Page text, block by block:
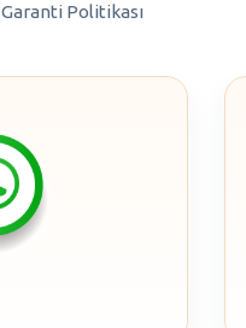
Garanti Politikası